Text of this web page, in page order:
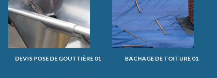
DEVIS POSE DE GOUTTIÈRE 01 BÂCHAGE DE TOITURE 01